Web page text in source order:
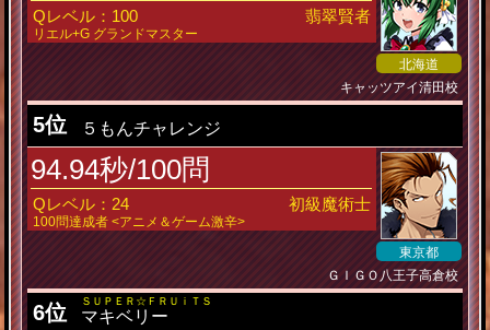
Qレベル：100 翡翠賢者
リエル+G グランドマスター
北海道
キャッツアイ清田校
5位 ５もんチャレンジ
94.94秒/100問
Qレベル：24 初級魔術士
100問達成者 <アニメ＆ゲーム激辛>
東京都
ＧＩＧＯ八王子高倉校
6位 ＳＵＰＥＲ☆ＦＲＵｉＴＳ
マキベリー